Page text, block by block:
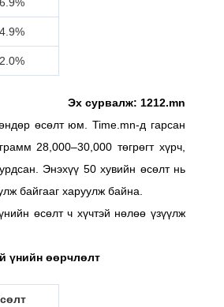
Эх сурвалж: 1212.mn
өсөлт юм. Time.mn-д гарсан
28,000–30,000 төгрөгт хүрч,
Энэхүү 50 хувийн өсөлт нь
байгааг харуулж байна.
өсөлт ч хүчтэй нөлөө үзүүлж
үнийн өөрчлөлт